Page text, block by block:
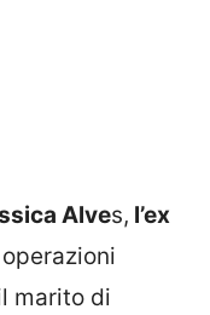
Alves, l’ex
marito di